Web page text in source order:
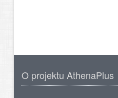
O projektu AthenaPlus